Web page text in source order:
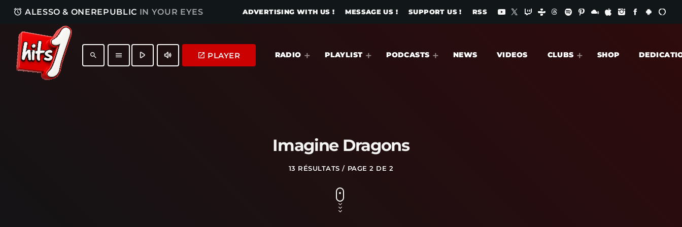
access_alarm ALESSO & ONEREPUBLIC IN YOUR EYES ADVERTISING WITH US ! MESSAGE US ! SUPPORT US ! RSS
RADIO PLAYLIST PODCASTS NEWS VIDEOS CLUBS SHOP
search menu play_arrow volume_up launch PLAYER
Imagine Dragons
13 RÉSULTATS / PAGE 2 DE 2